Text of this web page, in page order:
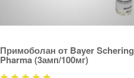
Примоболан от Bayer Schering
Pharma (3амп/100мг)